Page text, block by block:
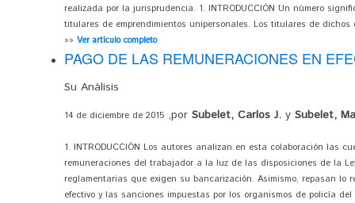
realizada por la jurisprudencia. 1. INTRODUCCIÓN Un número
titulares de emprendimientos unipersonales. Los titulares de dichos
»» Ver artículo completo
PAGO DE LAS REMUNERACIONES EN
Su Análisis
14 de diciembre de 2015 ,por Subelet, Carlos J. y Subelet,
1. INTRODUCCIÓN Los autores analizan en esta colaboración las
remuneraciones del trabajador a la luz de las disposiciones de la
reglamentarias que exigen su bancarización. Asimismo, repasan
efectivo y las sanciones impuestas por los organismos de policía